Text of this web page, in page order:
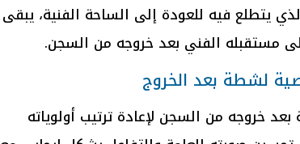
يتطلع فيه للعودة إلى الساحة الفنية، يبقى
مستقبله الفني بعد خروجه من السجن.
لشطة بعد الخروج
خروجه من السجن لإعادة ترتيب أولوياته